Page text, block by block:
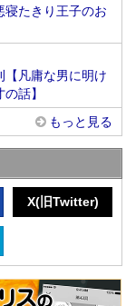
寝たきり王子のお
【凡庸な男に明け
話】
もっと見る
X(旧Twitter)